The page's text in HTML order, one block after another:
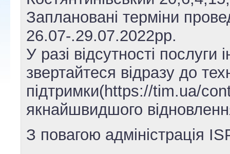
Заплановані терміни
26.07-.29.07.2022рр.
У разі відсутності послуги
звертайтеся відразу до
підтримки(https://tim.ua/
якнайшвидшого
З повагою адміністрація